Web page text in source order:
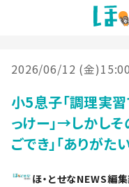
2026/06/12 (金)15:00
小5息子「調理実
っけー」→しかし
ごでき」「ありがたい
ほ・とせなNEWS編